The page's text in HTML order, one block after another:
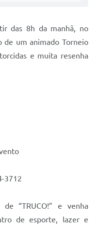
das 8h da manhã, no
de um animado Torneio
e muita resenha
3712
“TRUCO!” e venha
de esporte, lazer e